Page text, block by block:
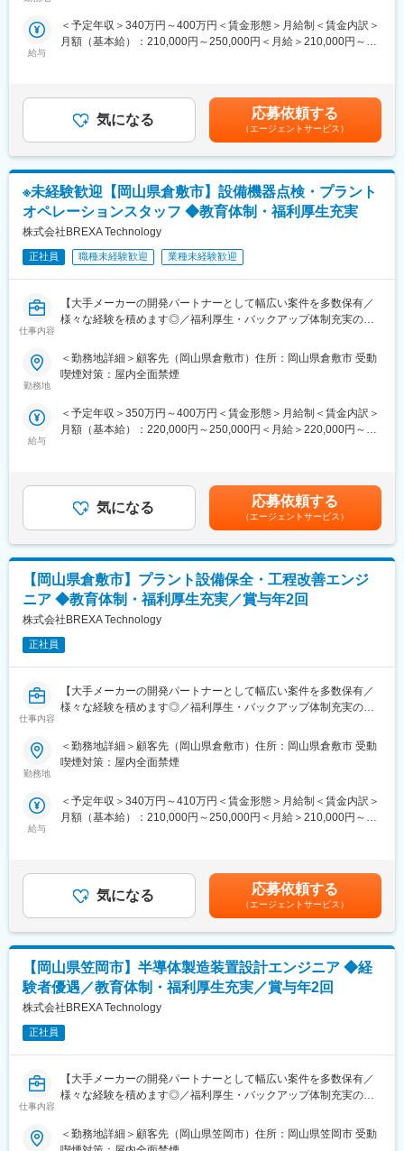
◇人事考課制度…目標達成を適性に処遇へ反映されることを有能
感を高め、自立できる人財を育成できる制度
応、工事計画の調整などを行うフィールドエンジニアを募集して
います。
出身（機械科・電気科卒業）の方であれば、未経験でも歓迎しま
す。出張があり、1週間程度の滞在が必要です。
◇勤務地は岡山県倉敷市で、勤務時間は8:30から17:20までです。
残業は月20時間程度です。
◇プラントでの就業経験がある方は優遇します。現場での経験を
積みながら、技術力を高めるチャンスです。安定した環境で働き
たい方、ぜひご応募ください。
■職場環境・魅力：
◇別途、賞与年2回、時間外手当（1分単位）、各種手当（家族、
◇充実の福利厚生：交通費支給あり、資格取得支援・手当あり、
寮・社宅・住宅手当あり、U・Iターン支援ありなど
■充実した教育制度／入社後のフォロー体制充実：
◇人事育成制度…等級制度の定義と連動したカリキュラム体型の
ことでストレスレベルを把握するとともに必要に応じて関連部署
と連携し環境を改善
給与
＜予定年収＞340万円～400万円＜賃金形態＞月給制＜賃金内訳＞
月額（基本給）：210,000円～250,000円＜月給＞210,000円～
あり、選考を通じて上下する可能性があります。月給(月額)は固定
手当を含めた表記です。
気になる 応募依頼する
（エージェントサービス）
※未経験歓迎【岡山県倉敷市】設備機器点検・プラント
オペレーションスタッフ ◆教育体制・福利厚生充実
株式会社BREXA Technology
正社員 職種未経験歓迎 業種未経験歓迎
仕事内容
【大手メーカーの開発パートナーとして幅広い案件を多数保有／
様々な経験を積めます◎／福利厚生・バックアップ体制充実の中
群】
■業務内容：
ナンス、各種レポート作成などを担当していただきます。
◇勤務地は岡山県倉敷市で、3交代制の勤務となります（9:00-
17:00、17:00-25:00、25:00-9:00）。夜勤勤務が発生します。
◇出張はありません。安定した職場環境で、未経験からキャリア
をスタートさせるチャンスです
■職場環境・魅力：
◇別途、賞与年2回、時間外手当（1分単位）、各種手当（家族、
赴任等）が支給
◇スキル・経験年数・年齢等も考慮し、話し合いの上で決定
■充実した教育制度／入社後のフォロー体制充実：
◇人事育成制度…等級制度の定義と連動したカリキュラム体型の
◇キャリアサポート制度…定期的にカジュアル形式な面談を行う
ことでストレスレベルを把握するとともに必要に応じて関連部署
感を高め、自立できる人財を育成できる制度
勤務地
＜勤務地詳細＞顧客先（岡山県倉敷市）住所：岡山県倉敷市 受動
喫煙対策：屋内全面禁煙
給与
＜予定年収＞350万円～400万円＜賃金形態＞月給制＜賃金内訳＞
月額（基本給）：220,000円～250,000円＜月給＞220,000円～
あり、選考を通じて上下する可能性があります。月給(月額)は固定
手当を含めた表記です。
気になる 応募依頼する
（エージェントサービス）
【岡山県倉敷市】プラント設備保全・工程改善エンジ
ニア ◆教育体制・福利厚生充実／賞与年2回
株式会社BREXA Technology
正社員
仕事内容
【大手メーカーの開発パートナーとして幅広い案件を多数保有／
様々な経験を積めます◎／福利厚生・バックアップ体制充実の中
群】
■業務内容：
す。プラント設備の工事計画の検討（増設のため）、工程管理、
協力会社との折衝業務、施工図および配線図の修正、設備の点
◇勤務地は岡山県倉敷市で、出張はありません。残業時間は月平
均20時間程度です。使用するツールはMS Officeです。
◇経験を活かし、さらなるキャリアアップを目指す方に最適な職
場です。安定した環境でスキルを磨きたい方におすすめです。
■職場環境・魅力：
◇別途、賞与年2回、時間外手当（1分単位）、各種手当（家族、
赴任等）が支給
◇スキル・経験年数・年齢等も考慮し、話し合いの上で決定
■充実した教育制度／入社後のフォロー体制充実：
◇人事育成制度…等級制度の定義と連動したカリキュラム体型の
◇キャリアサポート制度…定期的にカジュアル形式な面談を行う
ことでストレスレベルを把握するとともに必要に応じて関連部署
勤務地
＜勤務地詳細＞顧客先（岡山県倉敷市）住所：岡山県倉敷市 受動
喫煙対策：屋内全面禁煙
給与
＜予定年収＞340万円～410万円＜賃金形態＞月給制＜賃金内訳＞
月額（基本給）：210,000円～250,000円＜月給＞210,000円～
あり、選考を通じて上下する可能性があります。月給(月額)は固定
手当を含めた表記です。
気になる 応募依頼する
（エージェントサービス）
【岡山県笠岡市】半導体製造装置設計エンジニア ◆経
験者優遇／教育体制・福利厚生充実／賞与年2回
株式会社BREXA Technology
正社員
仕事内容
【大手メーカーの開発パートナーとして幅広い案件を多数保有／
様々な経験を積めます◎／福利厚生・バックアップ体制充実の中
群】
＜勤務地詳細＞顧客先（岡山県笠岡市）住所：岡山県笠岡市 受動